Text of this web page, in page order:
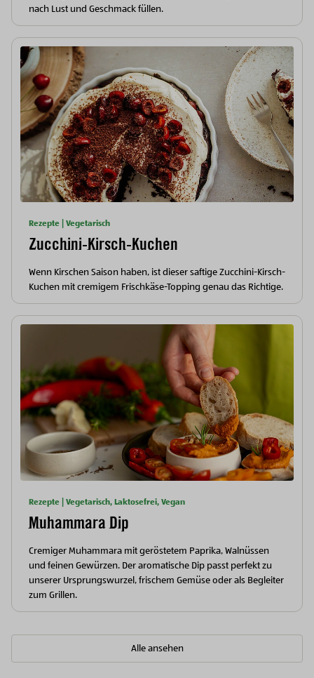
nach Lust und Geschmack füllen.
Rezepte | Vegetarisch
Zucchini-Kirsch-Kuchen
Wenn Kirschen Saison haben, ist dieser saftige Zucchini-Kirsch-
Kuchen mit cremigem Frischkäse-Topping genau das Richtige.
Rezepte | Vegetarisch, Laktosefrei, Vegan
Muhammara Dip
Cremiger Muhammara mit geröstetem Paprika, Walnüssen
und feinen Gewürzen. Der aromatische Dip passt perfekt zu
unserer Ursprungswurzel, frischem Gemüse oder als Begleiter
zum Grillen.
Alle ansehen